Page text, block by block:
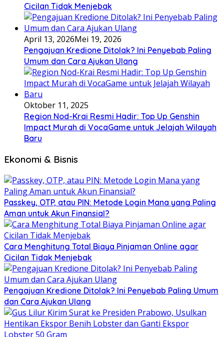
Cicilan Tidak Menjebak
April 13, 2026Mei 19, 2026
Pengajuan Kredione Ditolak? Ini Penyebab Paling
Umum dan Cara Ajukan Ulang
Oktober 11, 2025
Region Nod-Krai Resmi Hadir: Top Up Genshin
Impact Murah di VocaGame untuk Jelajah Wilayah
Baru
Ekonomi & Bisnis
Passkey, OTP, atau PIN: Metode Login Mana yang Paling
Aman untuk Akun Finansial?
Cara Menghitung Total Biaya Pinjaman Online agar
Cicilan Tidak Menjebak
Pengajuan Kredione Ditolak? Ini Penyebab Paling Umum
dan Cara Ajukan Ulang